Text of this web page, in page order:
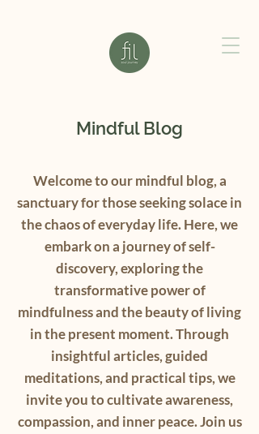
Mindful Blog
Welcome to our mindful blog, a
sanctuary for those seeking solace in
the chaos of everyday life. Here, we
embark on a journey of self-
discovery, exploring the
transformative power of
mindfulness and the beauty of living
in the present moment. Through
insightful articles, guided
meditations, and practical tips, we
invite you to cultivate awareness,
compassion, and inner peace. Join us